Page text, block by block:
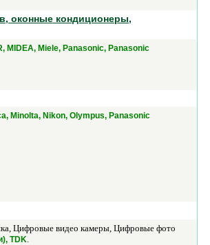
оконные кондиционеры,
MIDEA, Miele, Panasonic, Panasonic
Minolta, Nikon, Olympus, Panasonic
Цифровые видео камеры, Цифровые фото
TDK.